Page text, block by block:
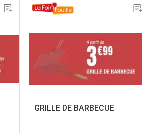
GRILLE DE BARBECUE